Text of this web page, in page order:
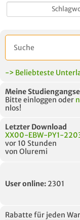
-> Beliebteste
Meine
Bitte einloggen oder
nlos!
Letzter Download
XX00-EBW-PY1-
vor 10 Stunden
von Oluremi
User online: 2301
Rabatte für jeden